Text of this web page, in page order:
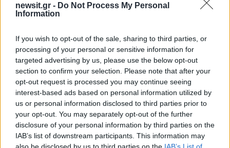
newsit.gr - Do Not Process My Personal
Information
If you wish to opt-out of the sale, sharing to third parties, or
processing of your personal or sensitive information for
targeted advertising by us, please use the below opt-out
section to confirm your selection. Please note that after your
opt-out request is processed you may continue seeing
interest-based ads based on personal information utilized by
us or personal information disclosed to third parties prior to
your opt-out. You may separately opt-out of the further
disclosure of your personal information by third parties on the
IAB’s list of downstream participants. This information may
Άμεσοι συνεργοί του φέρονται υπάλληλοι της
αγορές και πρόεδροι, ακόμα και πωλητές που
διατηρούσαν πάγκους.
Το κύκλωμα εισέπραττε δεκάδες χιλιάδες ευρώ
καθημερινά, καθώς μόνο για την άδεια, για
μεταβίβαση ή ανανέωση, εισέπραττε το ποσό
των 64.000 ευρώ.